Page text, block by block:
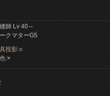
師 Lv 40～
クマターG5
投影:○
:×